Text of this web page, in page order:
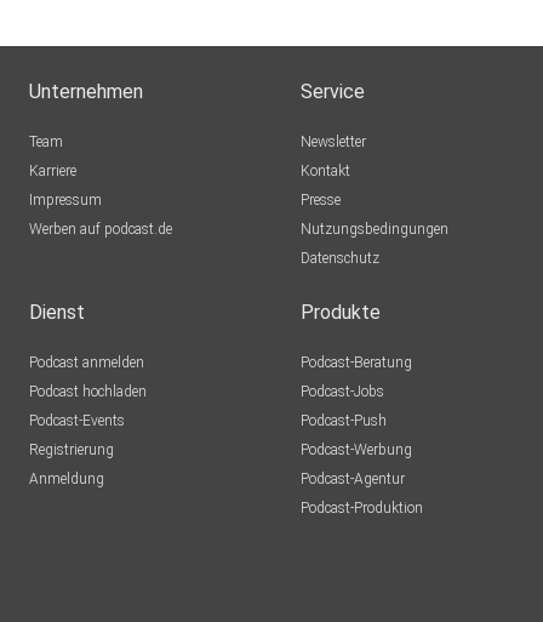
Unternehmen
Team
Karriere
Impressum
Werben auf podcast.de
Service
Newsletter
Kontakt
Presse
Nutzungsbedingungen
Datenschutz
Dienst
Podcast anmelden
Podcast hochladen
Podcast-Events
Registrierung
Anmeldung
Produkte
Podcast-Beratung
Podcast-Jobs
Podcast-Push
Podcast-Werbung
Podcast-Agentur
Podcast-Produktion